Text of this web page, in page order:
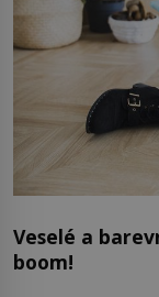
Veselé a
boom!